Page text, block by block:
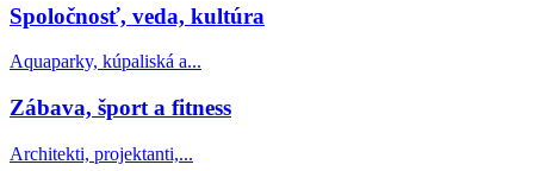
Spoločnosť, veda, kultúra
Aquaparky, kúpaliská a...
Zábava, šport a fitness
Architekti, projektanti,...